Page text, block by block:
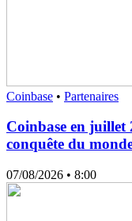
Coinbase • Partenaires
Coinbase en juillet
conquête du
07/08/2026 • 8:00